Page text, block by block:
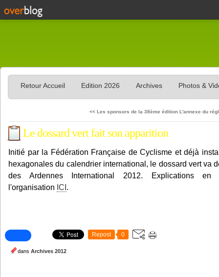
Retour Accueil Edition 2026 Archives Photos &
<< Les sponsors de la 38ème édition L'annexe du
Le dossard vert fait son apparition
Initié par la Fédération Française de Cyclisme et déjà
hexagonales du calendrier international, le dossard vert va
des Ardennes International 2012. Explications
l'organisation ICI .
Repost 0
dans Archives 2012